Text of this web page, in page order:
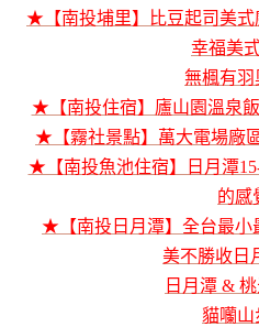
★【南投埔里】比豆起司美
幸福美
無楓有羽
★【南投住宿】廬山園溫泉
★【霧社景點】萬大電場廠
★【南投魚池住宿】日月潭
的感
★【南投日月潭】全台最小
美不勝收日
日月潭 &
貓囒山